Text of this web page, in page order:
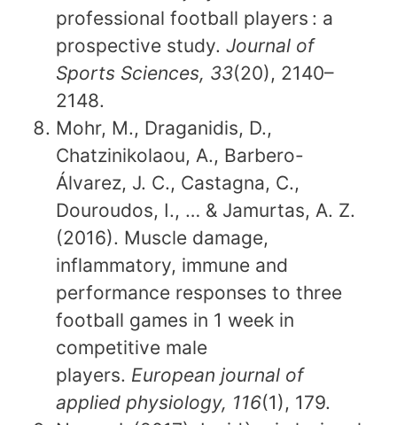
professional football players : a
prospective study. Journal of
Sports Sciences, 33(20), 2140–
2148.
Mohr, M., Draganidis, D.,
Chatzinikolaou, A., Barbero-
Álvarez, J. C., Castagna, C.,
Douroudos, I., … & Jamurtas, A. Z.
(2016). Muscle damage,
inflammatory, immune and
performance responses to three
football games in 1 week in
competitive male
players. European journal of
applied physiology, 116(1), 179.